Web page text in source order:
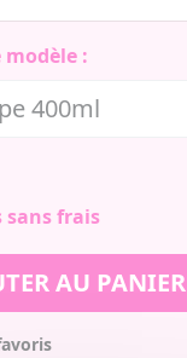
modèle :
sans frais
AU PANIER